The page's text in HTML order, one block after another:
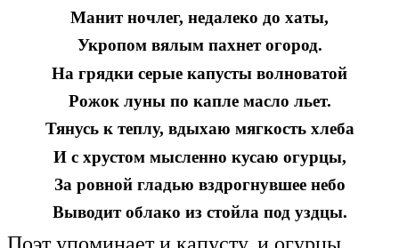
Манит ночлег, недалеко до хаты,
Укропом вялым пахнет огород.
На грядки серые капусты волноватой
Рожок луны по капле масло льет.
Тянусь к теплу, вдыхаю мягкость хлеба
И с хрустом мысленно кусаю огурцы,
За ровной гладью вздрогнувшее небо
Выводит облако из стойла под уздцы.
Поэт упоминает и капусту, и огурцы,